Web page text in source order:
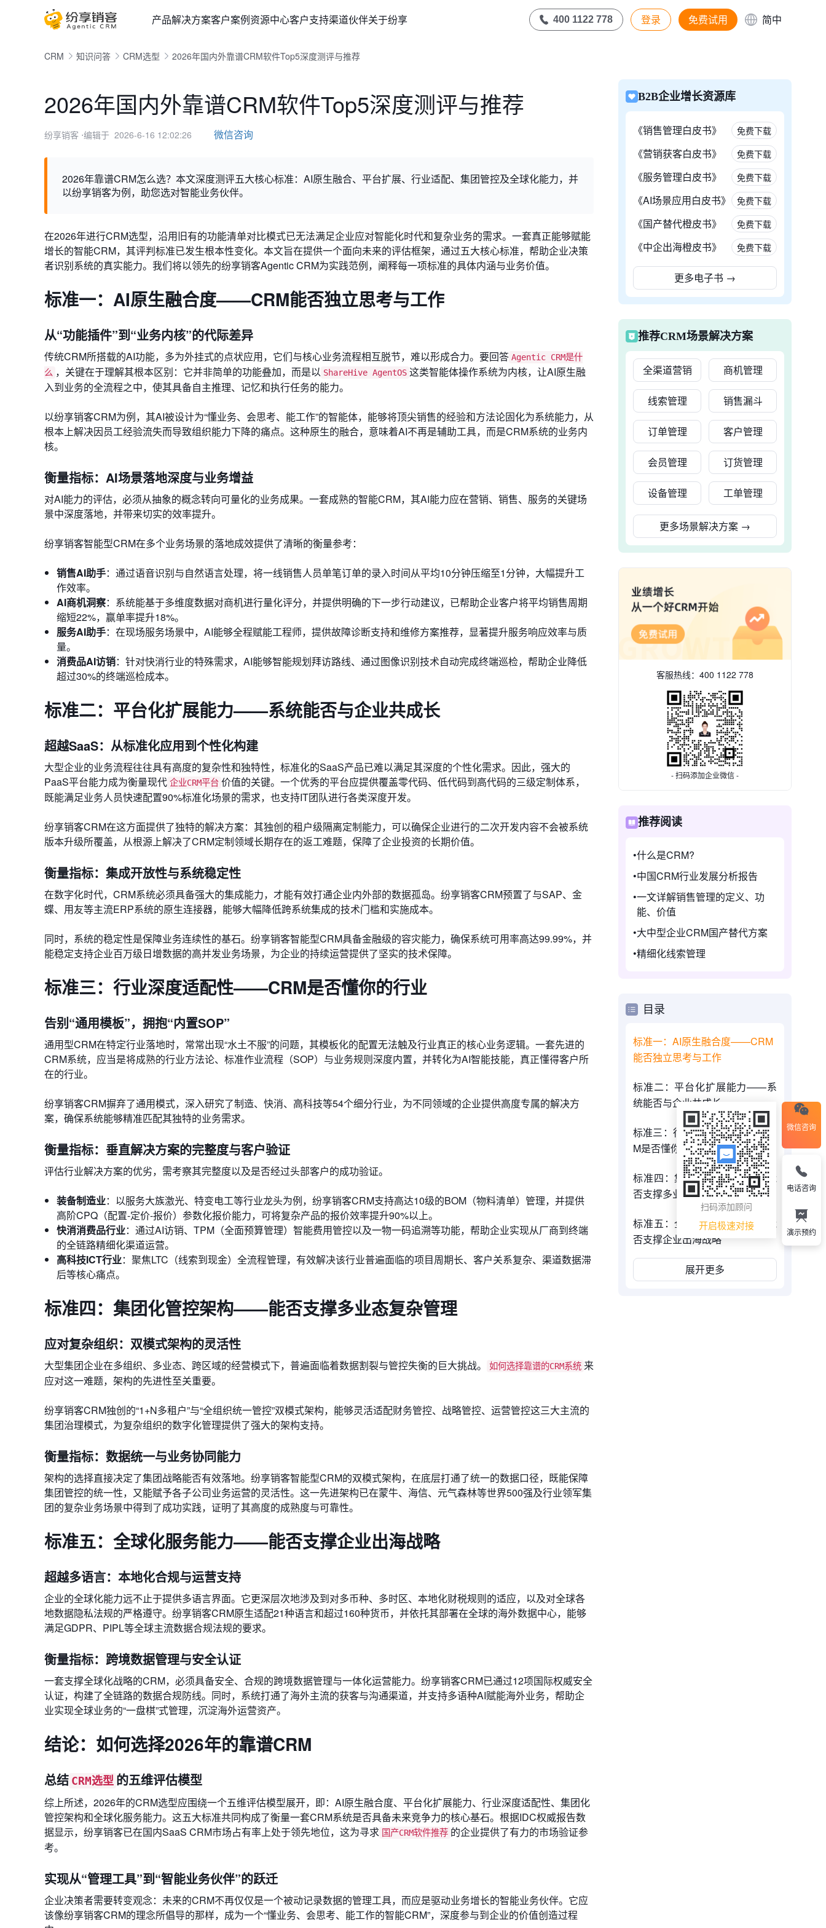
产品解决方案客户案例资源中心客户支持渠道伙伴关于纷享 400 1122 778 登录 免费试用 简中
CRM 知识问答 CRM选型 2026年国内外靠谱CRM软件Top5深度测评与推荐
2026年国内外靠谱CRM软件Top5深度测评与推荐
纷享销客 ⋅编辑于 2026-6-16 12:02:26 微信咨询
2026年靠谱CRM怎么选？本文深度测评五大核心标准：AI原生融合、平台扩展、行业适配、集团管控及全球化能力，并
以纷享销客为例，助您选对智能业务伙伴。
在2026年进行CRM选型，沿用旧有的功能清单对比模式已无法满足企业应对智能化时代和复杂业务的需求。一套真正能够赋能
增长的智能CRM，其评判标准已发生根本性变化。本文旨在提供一个面向未来的评估框架，通过五大核心标准，帮助企业决策
者识别系统的真实能力。我们将以领先的纷享销客Agentic CRM为实践范例，阐释每一项标准的具体内涵与业务价值。
标准一：AI原生融合度——CRM能否独立思考与工作
从“功能插件”到“业务内核”的代际差异
传统CRM所搭载的AI功能，多为外挂式的点状应用，它们与核心业务流程相互脱节，难以形成合力。要回答 Agentic CRM是什
么 ，关键在于理解其根本区别：它并非简单的功能叠加，而是以 ShareHive AgentOS 这类智能体操作系统为内核，让AI原生融
入到业务的全流程之中，使其具备自主推理、记忆和执行任务的能力。
以纷享销客CRM为例，其AI被设计为“懂业务、会思考、能工作”的智能体，能够将顶尖销售的经验和方法论固化为系统能力，从
根本上解决因员工经验流失而导致组织能力下降的痛点。这种原生的融合，意味着AI不再是辅助工具，而是CRM系统的业务内
核。
衡量指标：AI场景落地深度与业务增益
对AI能力的评估，必须从抽象的概念转向可量化的业务成果。一套成熟的智能CRM，其AI能力应在营销、销售、服务的关键场
景中深度落地，并带来切实的效率提升。
纷享销客智能型CRM在多个业务场景的落地成效提供了清晰的衡量参考：
销售AI助手：通过语音识别与自然语言处理，将一线销售人员单笔订单的录入时间从平均10分钟压缩至1分钟，大幅提升工
作效率。
AI商机洞察：系统能基于多维度数据对商机进行量化评分，并提供明确的下一步行动建议，已帮助企业客户将平均销售周期
缩短22%，赢单率提升18%。
服务AI助手：在现场服务场景中，AI能够全程赋能工程师，提供故障诊断支持和维修方案推荐，显著提升服务响应效率与质
量。
消费品AI访销：针对快消行业的特殊需求，AI能够智能规划拜访路线、通过图像识别技术自动完成终端巡检，帮助企业降低
超过30%的终端巡检成本。
标准二：平台化扩展能力——系统能否与企业共成长
超越SaaS：从标准化应用到个性化构建
大型企业的业务流程往往具有高度的复杂性和独特性，标准化的SaaS产品已难以满足其深度的个性化需求。因此，强大的
PaaS平台能力成为衡量现代 企业CRM平台 价值的关键。一个优秀的平台应提供覆盖零代码、低代码到高代码的三级定制体系，
既能满足业务人员快速配置90%标准化场景的需求，也支持IT团队进行各类深度开发。
纷享销客CRM在这方面提供了独特的解决方案：其独创的租户级隔离定制能力，可以确保企业进行的二次开发内容不会被系统
版本升级所覆盖，从根源上解决了CRM定制领域长期存在的返工难题，保障了企业投资的长期价值。
衡量指标：集成开放性与系统稳定性
在数字化时代，CRM系统必须具备强大的集成能力，才能有效打通企业内外部的数据孤岛。纷享销客CRM预置了与SAP、金
蝶、用友等主流ERP系统的原生连接器，能够大幅降低跨系统集成的技术门槛和实施成本。
同时，系统的稳定性是保障业务连续性的基石。纷享销客智能型CRM具备金融级的容灾能力，确保系统可用率高达99.99%，并
能稳定支持企业百万级日增数据的高并发业务场景，为企业的持续运营提供了坚实的技术保障。
标准三：行业深度适配性——CRM是否懂你的行业
告别“通用模板”，拥抱“内置SOP”
通用型CRM在特定行业落地时，常常出现“水土不服”的问题，其模板化的配置无法触及行业真正的核心业务逻辑。一套先进的
CRM系统，应当是将成熟的行业方法论、标准作业流程（SOP）与业务规则深度内置，并转化为AI智能技能，真正懂得客户所
在的行业。
纷享销客CRM摒弃了通用模式，深入研究了制造、快消、高科技等54个细分行业，为不同领域的企业提供高度专属的解决方
案，确保系统能够精准匹配其独特的业务需求。
衡量指标：垂直解决方案的完整度与客户验证
评估行业解决方案的优劣，需考察其完整度以及是否经过头部客户的成功验证。
装备制造业：以服务大族激光、特变电工等行业龙头为例，纷享销客CRM支持高达10级的BOM（物料清单）管理，并提供
高阶CPQ（配置-定价-报价）参数化报价能力，可将复杂产品的报价效率提升90%以上。
快消消费品行业：通过AI访销、TPM（全面预算管理）智能费用管控以及一物一码追溯等功能，帮助企业实现从厂商到终端
的全链路精细化渠道运营。
高科技ICT行业：聚焦LTC（线索到现金）全流程管理，有效解决该行业普遍面临的项目周期长、客户关系复杂、渠道数据滞
后等核心痛点。
标准四：集团化管控架构——能否支撑多业态复杂管理
应对复杂组织：双模式架构的灵活性
大型集团企业在多组织、多业态、跨区域的经营模式下，普遍面临着数据割裂与管控失衡的巨大挑战。 如何选择靠谱的CRM系统 来
应对这一难题，架构的先进性至关重要。
纷享销客CRM独创的“1+N多租户”与“全组织统一管控”双模式架构，能够灵活适配财务管控、战略管控、运营管控这三大主流的
集团治理模式，为复杂组织的数字化管理提供了强大的架构支持。
衡量指标：数据统一与业务协同能力
架构的选择直接决定了集团战略能否有效落地。纷享销客智能型CRM的双模式架构，在底层打通了统一的数据口径，既能保障
集团管控的统一性，又能赋予各子公司业务运营的灵活性。这一先进架构已在蒙牛、海信、元气森林等世界500强及行业领军集
团的复杂业务场景中得到了成功实践，证明了其高度的成熟度与可靠性。
标准五：全球化服务能力——能否支撑企业出海战略
超越多语言：本地化合规与运营支持
企业的全球化能力远不止于提供多语言界面。它更深层次地涉及到对多币种、多时区、本地化财税规则的适应，以及对全球各
地数据隐私法规的严格遵守。纷享销客CRM原生适配21种语言和超过160种货币，并依托其部署在全球的海外数据中心，能够
满足GDPR、PIPL等全球主流数据合规法规的要求。
衡量指标：跨境数据管理与安全认证
一套支撑全球化战略的CRM，必须具备安全、合规的跨境数据管理与一体化运营能力。纷享销客CRM已通过12项国际权威安全
认证，构建了全链路的数据合规防线。同时，系统打通了海外主流的获客与沟通渠道，并支持多语种AI赋能海外业务，帮助企
业实现全球业务的“一盘棋”式管理，沉淀海外运营资产。
结论：如何选择2026年的靠谱CRM
总结 CRM选型 的五维评估模型
综上所述，2026年的CRM选型应围绕一个五维评估模型展开，即：AI原生融合度、平台化扩展能力、行业深度适配性、集团化
管控架构和全球化服务能力。这五大标准共同构成了衡量一套CRM系统是否具备未来竞争力的核心基石。根据IDC权威报告数
据显示，纷享销客已在国内SaaS CRM市场占有率上处于领先地位，这为寻求 国产CRM软件推荐 的企业提供了有力的市场验证参
考。
实现从“管理工具”到“智能业务伙伴”的跃迁
企业决策者需要转变观念：未来的CRM不再仅仅是一个被动记录数据的管理工具，而应是驱动业务增长的智能业务伙伴。它应
该像纷享销客CRM的理念所倡导的那样，成为一个“懂业务、会思考、能工作的智能CRM”，深度参与到企业的价值创造过程
B2B企业增长资源库
《销售管理白皮书》 免费下载
《营销获客白皮书》 免费下载
《服务管理白皮书》 免费下载
《AI场景应用白皮书》 免费下载
《国产替代橙皮书》 免费下载
《中企出海橙皮书》 免费下载
更多电子书 →
推荐CRM场景解决方案
全渠道营销 商机管理
线索管理 销售漏斗
订单管理 客户管理
会员管理 订货管理
设备管理 工单管理
更多场景解决方案 →
客服热线： 400 1122 778
- 扫码添加企业微信 -
推荐阅读
什么是CRM?
中国CRM行业发展分析报告
一文详解销售管理的定义、功
能、价值
大中型企业CRM国产替代方案
精细化线索管理
目录
标准一：AI原生融合度——CRM
能否独立思考与工作
标准二：平台化扩展能力——系
统能否与企业共成长
标准三：行业深度适配性——CR
M是否懂你的行业
标准四：集团化管控架构——能
否支撑多业态复杂管理
标准五：全球化服务能力——能
否支撑企业出海战略
展开更多
微信咨询
扫码添加顾问
开启极速对接
电话咨询
演示预约